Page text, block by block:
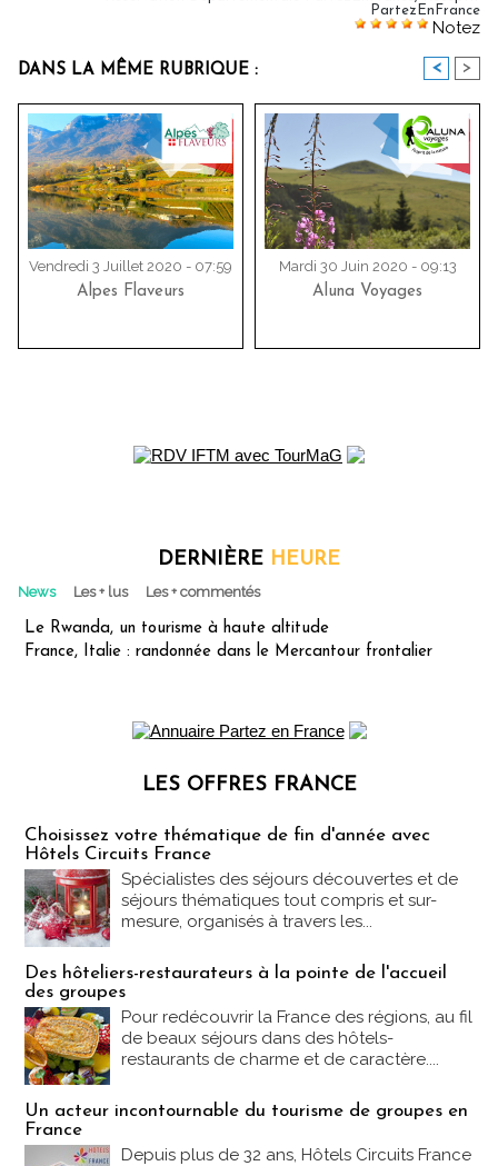
PartezEnFrance
Notez
DANS LA MÊME RUBRIQUE : < >
Vendredi 3 Juillet 2020 - 07:59
Alpes Flaveurs
Mardi 30 Juin 2020 - 09:13
Aluna Voyages
DERNIÈRE HEURE
News Les + lus Les + commentés
Le Rwanda, un tourisme à haute altitude
France, Italie : randonnée dans le Mercantour frontalier
LES OFFRES FRANCE
Choisissez votre thématique de fin d'année avec
Hôtels Circuits France
Spécialistes des séjours découvertes et de
séjours thématiques tout compris et sur-
mesure, organisés à travers les...
Des hôteliers-restaurateurs à la pointe de l'accueil
des groupes
Pour redécouvrir la France des régions, au fil
de beaux séjours dans des hôtels-
restaurants de charme et de caractère....
Un acteur incontournable du tourisme de groupes en
France
Depuis plus de 32 ans, Hôtels Circuits France